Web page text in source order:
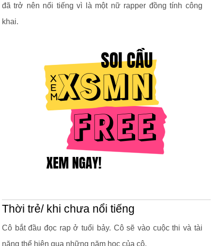
đã trở nên nổi tiếng vì là một nữ rapper đồng tính công
khai.
Thời trẻ/ khi chưa nổi tiếng
Cô bắt đầu đọc rap ở tuổi bảy. Cô sẽ vào cuộc thi và tài
năng thể hiện qua những năm học của cô.